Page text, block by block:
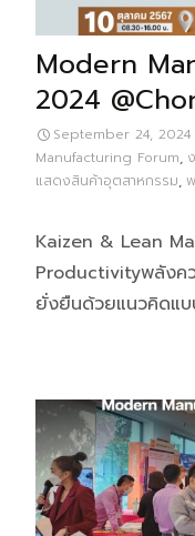
Modern
2024
September 24, 2024
Manufacturing Forum,
แสดงสินค้าอุตสาหกรรม,
Kaizen & Lean
Productivityพลังค
ยั่งยืนด้วยแนวคิดแบบ